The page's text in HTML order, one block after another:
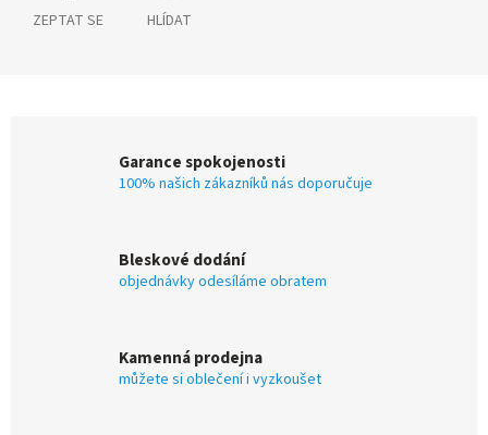
ZEPTAT SE HLÍDAT
Garance spokojenosti
100% našich zákazníků nás doporučuje
Bleskové dodání
objednávky odesíláme obratem
Kamenná prodejna
můžete si oblečení i vyzkoušet